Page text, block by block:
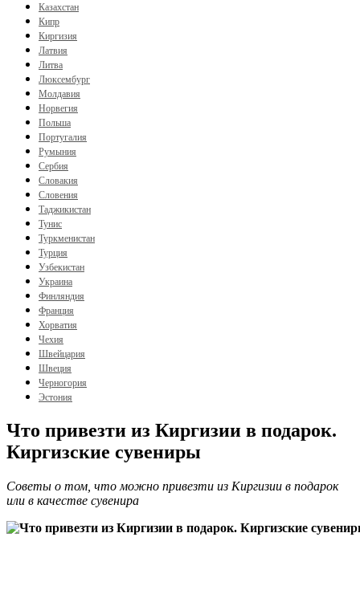
Казахстан
Кипр
Киргизия
Латвия
Литва
Люксембург
Молдавия
Норвегия
Польша
Португалия
Румыния
Сербия
Словакия
Словения
Таджикистан
Тунис
Туркменистан
Турция
Узбекистан
Украина
Финляндия
Франция
Хорватия
Чехия
Швейцария
Швеция
Черногория
Эстония
Что привезти из Киргизии в подарок.
Киргизские сувениры
Советы о том, что можно привезти из Киргизии в подарок
или в качестве сувенира